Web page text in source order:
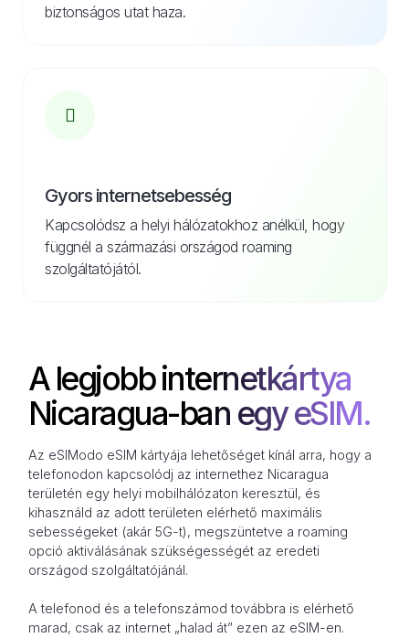
biztonságos utat haza.
Gyors internetsebesség
Kapcsolódsz a helyi hálózatokhoz anélkül, hogy
függnél a származási országod roaming
szolgáltatójától.
A legjobb internetkártya
Nicaragua-ban egy eSIM.
Az eSIModo eSIM kártyája lehetőséget kínál arra, hogy a
telefonodon kapcsolódj az internethez Nicaragua
területén egy helyi mobilhálózaton keresztül, és
kihasználd az adott területen elérhető maximális
sebességeket (akár 5G-t), megszüntetve a roaming
opció aktiválásának szükségességét az eredeti
országod szolgáltatójánál.
A telefonod és a telefonszámod továbbra is elérhető
marad, csak az internet „halad át” ezen az eSIM-en.